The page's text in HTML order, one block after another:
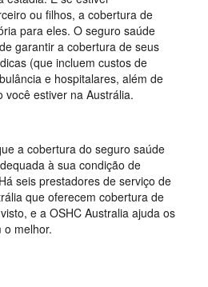
ou filhos, a cobertura de
para eles. O seguro saúde
garantir a cobertura de seus
(que incluem custos de
e hospitalares, além de
você estiver na Austrália.
a cobertura do seguro saúde
à sua condição de
seis prestadores de serviço de
que oferecem cobertura de
e a OSHC Australia ajuda os
o melhor.